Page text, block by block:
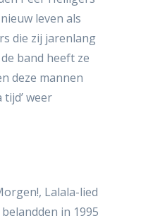
leven als
die zij jarenlang
band heeft ze
deze mannen
weer
Lalala-lied
in 1995